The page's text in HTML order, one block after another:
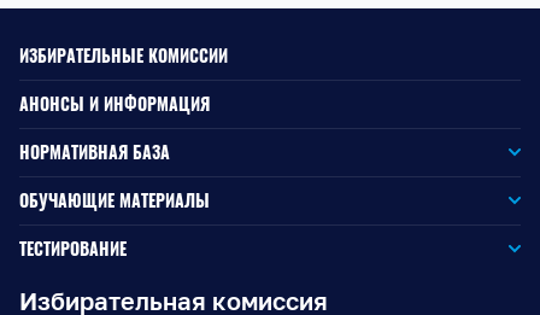
Избирательная комиссия
ИЗБИРАТЕЛЬНЫЕ КОМИССИИ
АНОНСЫ И ИНФОРМАЦИЯ
НОРМАТИВНАЯ БАЗА
Законодательство РФ
Законодательство КК
Документы ЦИК России
ОБУЧАЮЩИЕ МАТЕРИАЛЫ
Для окружной избирательной комиссии
Для территориальной избирательной комиссии
ТЕСТИРОВАНИЕ